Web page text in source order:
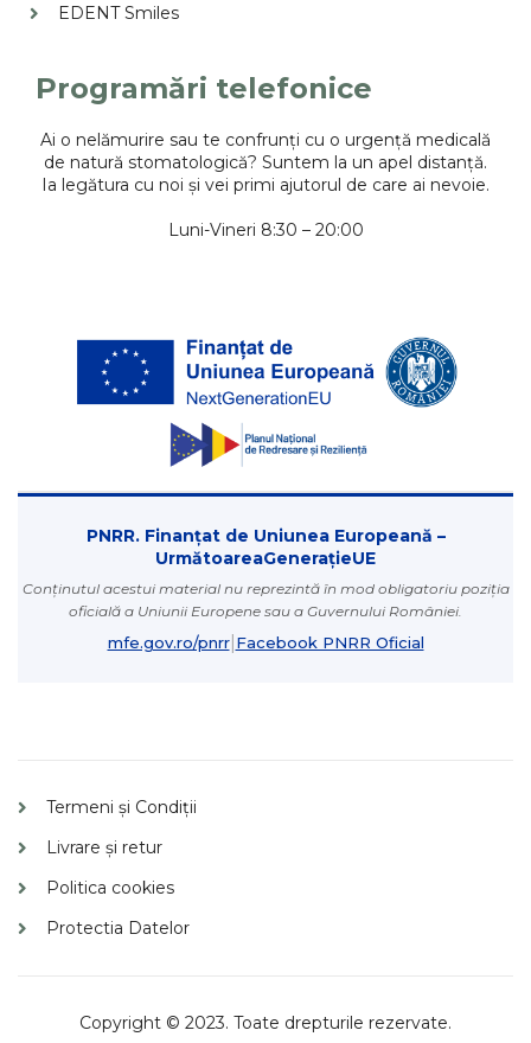
EDENT Smiles
Programări telefonice
Ai o nelămurire sau te confrunți cu o urgență medicală
de natură stomatologică? Suntem la un apel distanță.
Ia legătura cu noi și vei primi ajutorul de care ai nevoie.
Luni-Vineri 8:30 – 20:00
PNRR. Finanțat de Uniunea Europeană –
UrmătoareaGenerațieUE
Conținutul acestui material nu reprezintă în mod obligatoriu poziția
oficială a Uniunii Europene sau a Guvernului României.
mfe.gov.ro/pnrr| Facebook PNRR Oficial
Termeni și Condiții
Livrare și retur
Politica cookies
Protectia Datelor
Copyright © 2023. Toate drepturile rezervate.